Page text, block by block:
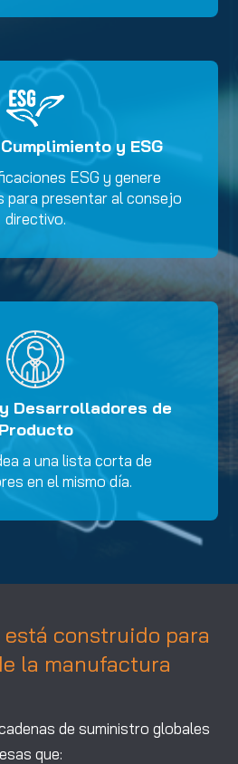
y ESG
ESG y genere
para presentar al consejo
directivo.
Desarrolladores de
Producto
a una lista corta de
en el mismo día.
está construido para
la manufactura
de suministro globales
que: